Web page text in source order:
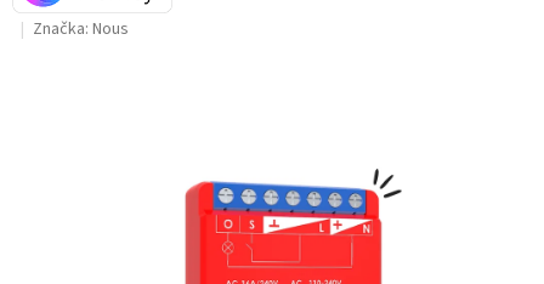
Značka: Nous